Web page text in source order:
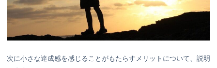
次に小さな達成感を感じることがもたらすメリットについて、説明